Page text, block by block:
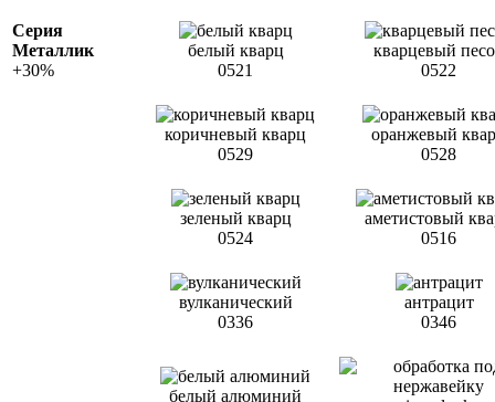
Серия
Металлик
+30%
белый кварц
0521
кварцевый
0522
коричневый кварц
0529
оранжевый
0528
зеленый кварц
0524
аметистовый
0516
вулканический
0336
антрацит
0346
белый алюминий